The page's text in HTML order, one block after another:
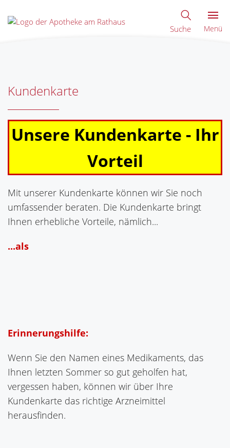
Suche Menü
Kundenkarte
Unsere Kundenkarte - Ihr
Vorteil
Mit unserer Kundenkarte können wir Sie noch
umfassender beraten. Die Kundenkarte bringt
Ihnen erhebliche Vorteile, nämlich...
...als
Erinnerungshilfe:
Wenn Sie den Namen eines Medikaments, das
Ihnen letzten Sommer so gut geholfen hat,
vergessen haben, können wir über Ihre
Kundenkarte das richtige Arzneimittel
herausfinden.